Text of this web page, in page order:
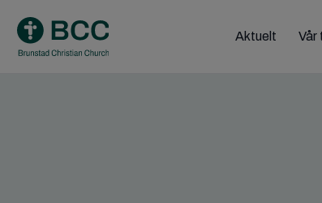
content
Aktuelt Vår